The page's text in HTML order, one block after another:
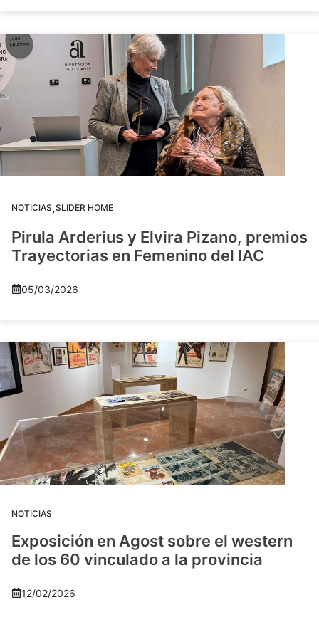
NOTICIAS,SLIDER HOME
Pirula Arderius y Elvira Pizano, premios
Trayectorias en Femenino del IAC
05/03/2026
NOTICIAS
Exposición en Agost sobre el western
de los 60 vinculado a la provincia
12/02/2026